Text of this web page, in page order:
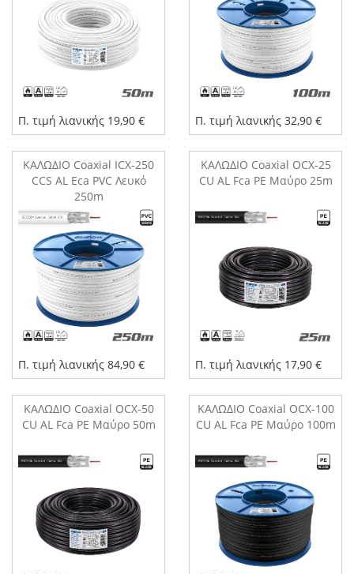
Π. τιμή λιανικής 19,90 € Π. τιμή λιανικής 32,90 €
ΚΑΛΩΔΙΟ Coaxial ICX-250
CCS AL Eca PVC Λευκό
250m
Π. τιμή λιανικής 84,90 €
ΚΑΛΩΔΙΟ Coaxial OCX-25
CU AL Fca PE Μαύρο 25m
Π. τιμή λιανικής 17,90 €
ΚΑΛΩΔΙΟ Coaxial OCX-50
CU AL Fca PE Μαύρο 50m
ΚΑΛΩΔΙΟ Coaxial OCX-100
CU AL Fca PE Μαύρο 100m